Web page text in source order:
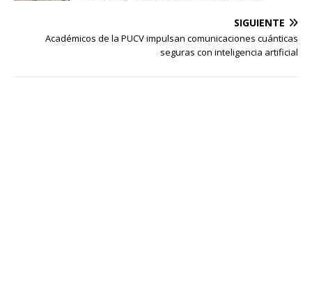
SIGUIENTE
Académicos de la PUCV impulsan comunicaciones cuánticas
seguras con inteligencia artificial